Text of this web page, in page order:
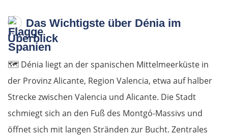
Das Wichtigste über Dénia im
Überblick
🗺️ Dénia liegt an der spanischen Mittelmeerküste in
der Provinz Alicante, Region Valencia, etwa auf halber
Strecke zwischen Valencia und Alicante. Die Stadt
schmiegt sich an den Fuß des Montgó-Massivs und
öffnet sich mit langen Stränden zur Bucht. Zentrales